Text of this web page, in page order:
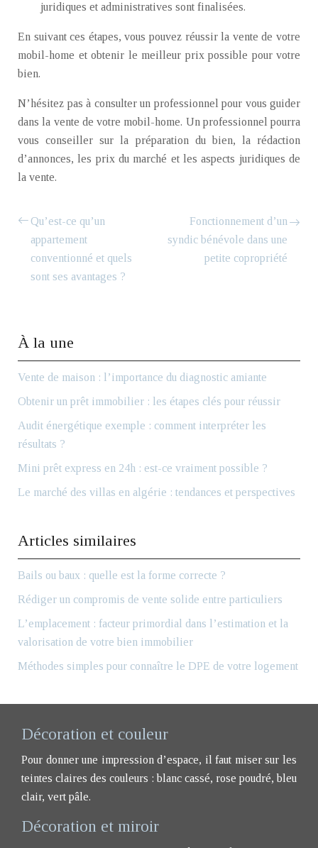
juridiques et administratives sont finalisées.
En suivant ces étapes, vous pouvez réussir la vente de votre
mobil-home et obtenir le meilleur prix possible pour votre
bien.
N’hésitez pas à consulter un professionnel pour vous guider
dans la vente de votre mobil-home. Un professionnel pourra
vous conseiller sur la préparation du bien, la rédaction
d’annonces, les prix du marché et les aspects juridiques de
la vente.
Qu’est-ce qu’un
appartement
conventionné et quels
sont ses avantages ?
Fonctionnement d’un
syndic bénévole dans une
petite copropriété
À la une
Vente de maison : l’importance du diagnostic amiante
Obtenir un prêt immobilier : les étapes clés pour réussir
Audit énergétique exemple : comment interpréter les
résultats ?
Mini prêt express en 24h : est-ce vraiment possible ?
Le marché des villas en algérie : tendances et perspectives
Articles similaires
Bails ou baux : quelle est la forme correcte ?
Rédiger un compromis de vente solide entre particuliers
L’emplacement : facteur primordial dans l’estimation et la
valorisation de votre bien immobilier
Méthodes simples pour connaître le DPE de votre logement
Décoration et couleur
Pour donner une impression d’espace, il faut miser sur les
teintes claires des couleurs : blanc cassé, rose poudré, bleu
clair, vert pâle.
Décoration et miroir